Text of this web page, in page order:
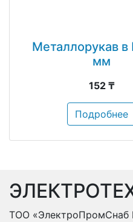
Металлорукав в
мм
152 ₸
Подробнее
ТОО «ЭлектроПромСнаб